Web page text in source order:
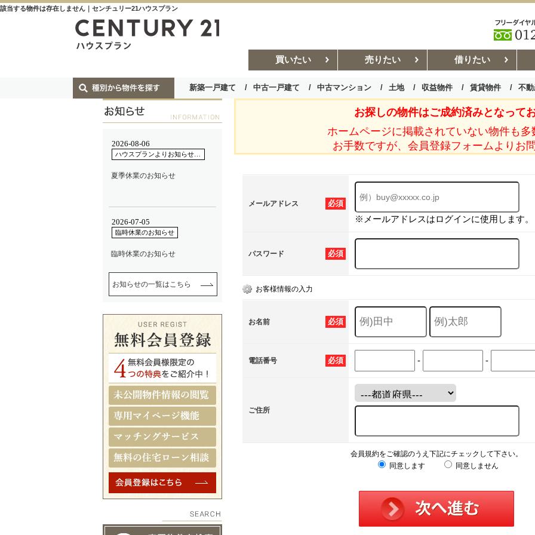
該当する物件は存在しません｜センチュリー21ハウスプラン
買いたい 売りたい 借りたい
新築一戸建て 中古一戸建て 中古マンション 土地 収益物件 賃貸物件 不
お部屋探しコラム 賃貸管理コ
お探しの物件はご成約済みとなってお
ホームページに掲載されていない物件も多
お手数ですが、会員登録フォームよりお
必須
メールアドレス
※メールアドレスはログインに使用します。
必須
パスワード
お客様情報の入力
必須
お名前
必須
電話番号 - -
ご住所
会員規約をご確認のうえ下記にチェックして下さい。
同意します
同意しません
お知らせの一覧はこちら